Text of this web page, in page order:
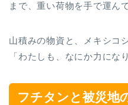
まで、重い荷物を手で運ん
山積みの物資と、メキシコ
「わたしも、なにか力にな
フチタンと被災地